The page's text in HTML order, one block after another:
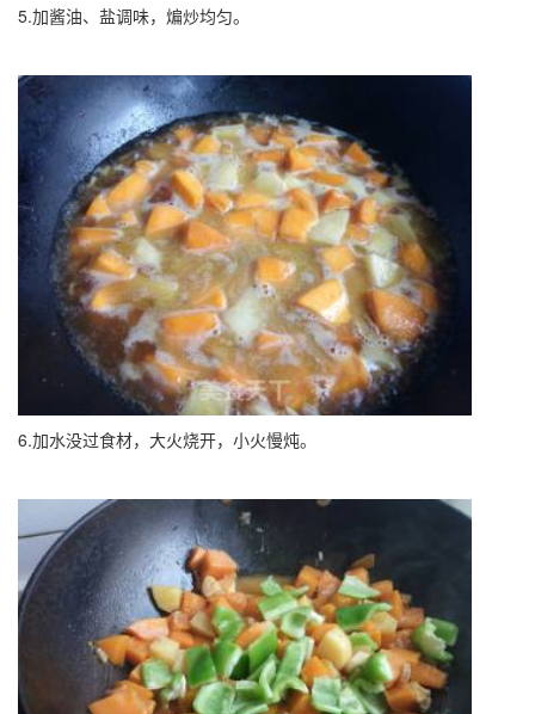
5.加酱油、盐调味，煸炒均匀。
6.加水没过食材，大火烧开，小火慢炖。